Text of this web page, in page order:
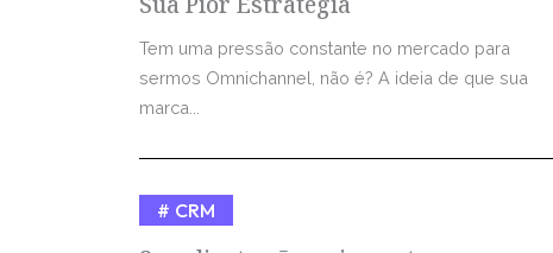
Tem uma pressão constante no mercado para
sermos Omnichannel, não é? A ideia de que sua
marca...
CRM